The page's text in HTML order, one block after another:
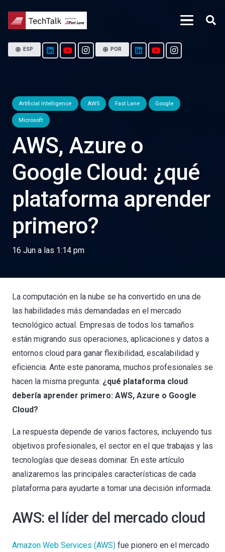
ESP POR
Artificial Intelligence AWS Fast Lane Google
Microsoft
AWS, Azure o
Google Cloud: ¿qué
plataforma aprender
primero?
16 Jun a las 1:14 pm
La computación en la nube se ha convertido en una de
las habilidades más demandadas en el mercado
tecnológico actual. Empresas de todos los tamaños
están migrando sus operaciones, aplicaciones y datos a
entornos cloud para ganar flexibilidad, escalabilidad y
eficiencia. Ante este panorama, muchos profesionales se
hacen la misma pregunta: ¿qué plataforma cloud
debería aprender primero: AWS, Azure o Google
Cloud?
La respuesta depende de varios factores, incluyendo tus
objetivos profesionales, el sector en el que trabajas y las
tecnologías que deseas dominar. En este artículo
analizaremos las principales características de cada
plataforma para ayudarte a tomar una decisión informada.
AWS: el líder del mercado cloud
Amazon Web Services (AWS) fue pionero en el mercado